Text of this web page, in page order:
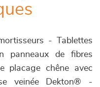
- Tablettes
panneaux de fibres
placage chêne avec
veinée Dekton® -